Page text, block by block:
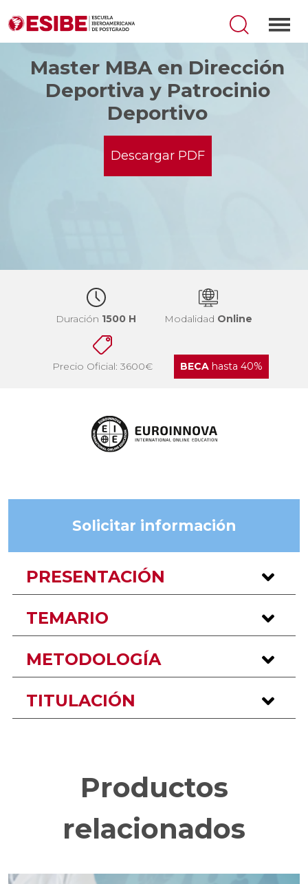
Master MBA en Dirección
Deportiva y Patrocinio
Deportivo
Descargar PDF
Duración 1500 H Modalidad Online
Precio Oficial: 3600€ BECAhasta 40%
Solicitar información
PRESENTACIÓN
TEMARIO
METODOLOGÍA
TITULACIÓN
Productos
relacionados